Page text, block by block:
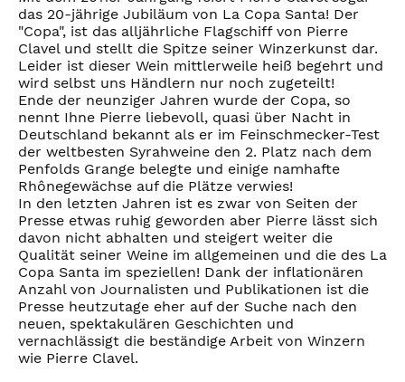
das 20-jährige Jubiläum von La Copa Santa! Der
"Copa", ist das alljährliche Flagschiff von Pierre
Clavel und stellt die Spitze seiner Winzerkunst dar.
Leider ist dieser Wein mittlerweile heiß begehrt und
wird selbst uns Händlern nur noch zugeteilt!
Ende der neunziger Jahren wurde der Copa, so
nennt Ihne Pierre liebevoll, quasi über Nacht in
Deutschland bekannt als er im Feinschmecker-Test
der weltbesten Syrahweine den 2. Platz nach dem
Penfolds Grange belegte und einige namhafte
Rhônegewächse auf die Plätze verwies!
In den letzten Jahren ist es zwar von Seiten der
Presse etwas ruhig geworden aber Pierre lässt sich
davon nicht abhalten und steigert weiter die
Qualität seiner Weine im allgemeinen und die des La
Copa Santa im speziellen! Dank der inflationären
Anzahl von Journalisten und Publikationen ist die
Presse heutzutage eher auf der Suche nach den
neuen, spektakulären Geschichten und
vernachlässigt die beständige Arbeit von Winzern
wie Pierre Clavel.